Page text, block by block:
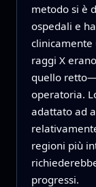
metodo si è
ospedali e
clinicamente
raggi X
quello
operatoria.
adattato ad
regioni più
progressi.